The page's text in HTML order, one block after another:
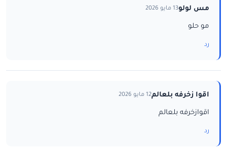
مس لولو13 مايو 2026
مو حلو
رد
اقوا زخرفه بلعالم12 مايو 2026
اقوازخرفه بلعالم
رد